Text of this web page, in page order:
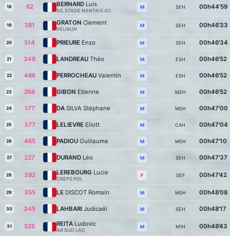
18 62 BERNARD Luis
S/L STADE NANTAIS AC
M SEH 00h44'59
19 281 GRATON Clement
PÉLIRUN
M SEH 00h46'33
20 514 PRIEURE Enzo M SEH 00h46'34
21 348 LANDREAU Théo M ESH 00h46'52
22 486 PERROCHEAU Valentin M ESH 00h46'52
23 268 GIBON Etienne M M2H 00h46'52
24 177 DA SILVA Stéphane M M0H 00h47'00
25 377 LELIEVRE Eliott M CAH 00h47'04
26 465 PADIOU Guillaume M M0H 00h47'10
27 227 DURAND Léo M SEH 00h47'37
28 382 LEREBOURG Lucie
CREPS PDL
F SEF 00h47'42
29 355 LE DISCOT Romain M M0H 00h48'08
30 345 LAHBARI Judicaël M SEH 00h48'17
31 525 REITA Ludovic
AR SUD LAC
M M1H 00h48'43